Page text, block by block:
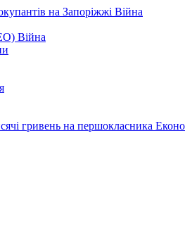
на Запоріжжі Війна
Війна
гривень на першокласника